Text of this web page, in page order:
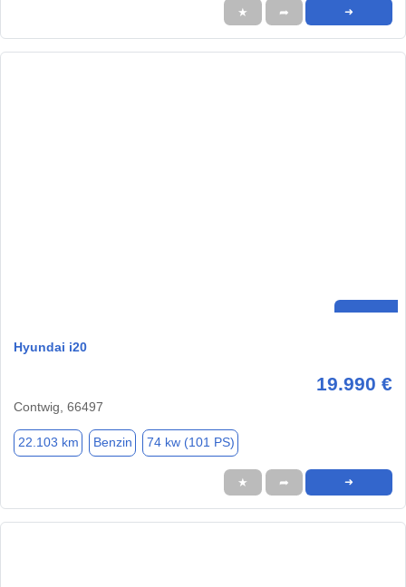
★ ➦ ➜
Hyundai i20
19.990 €
Contwig, 66497
22.103 km Benzin 74 kw (101 PS)
★ ➦ ➜